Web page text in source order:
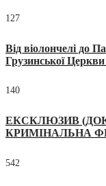
127
Від віолончелі до
Грузинської
140
ЕКСКЛЮЗИВ
КРИМІНАЛЬНА
542